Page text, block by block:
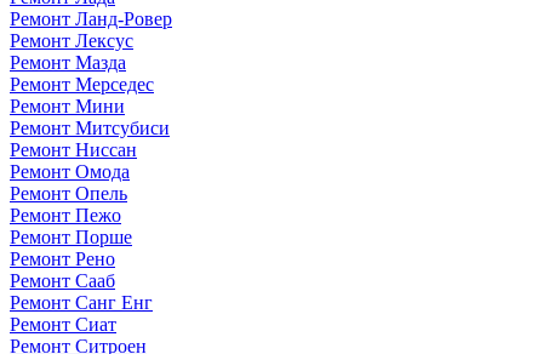
Ремонт Ланд-Ровер
Ремонт Лексус
Ремонт Мазда
Ремонт Мерседес
Ремонт Мини
Ремонт Митсубиси
Ремонт Ниссан
Ремонт Омода
Ремонт Опель
Ремонт Пежо
Ремонт Порше
Ремонт Рено
Ремонт Сааб
Ремонт Санг Енг
Ремонт Сиат
Ремонт Ситроен